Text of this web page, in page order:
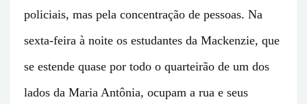
policiais, mas pela concentração de pessoas. Na
sexta-feira à noite os estudantes da Mackenzie, que
se estende quase por todo o quarteirão de um dos
lados da Maria Antônia, ocupam a rua e seus